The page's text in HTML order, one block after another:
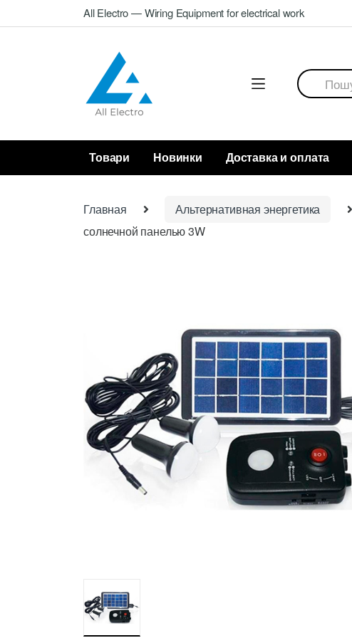
to
to
All Electro — Wiring Equipment for electrical work
Search
for:
Товари Новинки Доставка и оплата
Главная Альтернативная энергетика
солнечной панелью 3W